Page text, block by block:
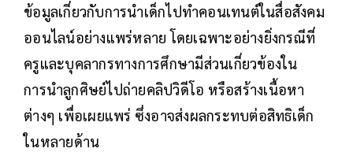
ข้อมูลเกี่ยวกับการนำเด็กไปทำคอนเทนต์ในสื่อสังคม
ออนไลน์อย่างแพร่หลาย โดยเฉพาะอย่างยิ่งกรณีที่
ครูและบุคลากรทางการศึกษามีส่วนเกี่ยวข้องใน
การนำลูกศิษย์ไปถ่ายคลิปวิดีโอ หรือสร้างเนื้อหา
ต่างๆ เพื่อเผยแพร่ ซึ่งอาจส่งผลกระทบต่อสิทธิเด็ก
ในหลายด้าน